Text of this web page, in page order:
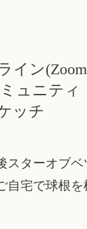
イン
ュニティ
ッチ
スターオブ
自宅で球根を